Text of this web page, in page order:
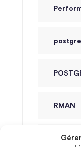
RMAN
Scripts